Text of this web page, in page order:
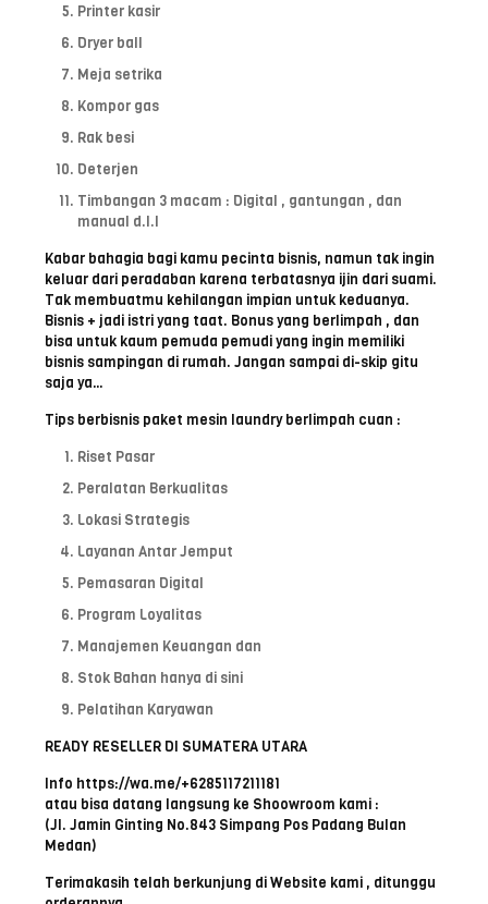
Printer kasir
Dryer ball
Meja setrika
Kompor gas
Rak besi
Deterjen
Timbangan 3 macam : Digital , gantungan , dan
manual d.l.l
Kabar bahagia bagi kamu pecinta bisnis, namun tak ingin
keluar dari peradaban karena terbatasnya ijin dari suami.
Tak membuatmu kehilangan impian untuk keduanya.
Bisnis + jadi istri yang taat. Bonus yang berlimpah , dan
bisa untuk kaum pemuda pemudi yang ingin memiliki
bisnis sampingan di rumah. Jangan sampai di-skip gitu
saja ya…
Tips berbisnis paket mesin laundry berlimpah cuan :
Riset Pasar
Peralatan Berkualitas
Lokasi Strategis
Layanan Antar Jemput
Pemasaran Digital
Program Loyalitas
Manajemen Keuangan dan
Stok Bahan hanya di sini
Pelatihan Karyawan
READY RESELLER DI SUMATERA UTARA
Info https://wa.me/+6285117211181
atau bisa datang langsung ke Shoowroom kami :
(Jl. Jamin Ginting No.843 Simpang Pos Padang Bulan
Medan)
Terimakasih telah berkunjung di Website kami , ditunggu